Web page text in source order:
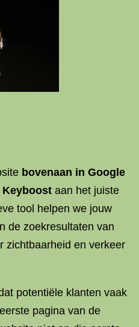
bovenaan in Google
Keyboost aan het juiste
tool helpen we jouw
de zoekresultaten van
zichtbaarheid en verkeer
potentiële klanten vaak
pagina van de